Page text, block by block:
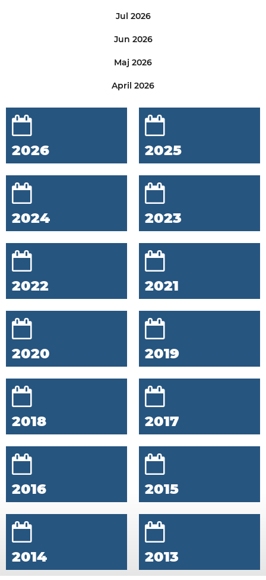
Jul 2026
Jun 2026
Maj 2026
April 2026
2026 2025
2024 2023
2022 2021
2020 2019
2018 2017
2016 2015
2014 2013